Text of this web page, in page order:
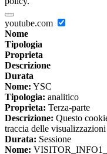
youtube.com
Nome
Tipologia
Proprieta
Descrizione
Durata
Nome: YSC
Tipologia: analitico
Proprieta: Terza-parte
Descrizione: Questo
traccia delle
Durata: Sessione
Nome: